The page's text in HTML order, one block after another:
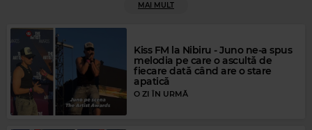
MAI MULT
Kiss FM la Nibiru - Juno ne-a spus
melodia pe care o ascultă de
fiecare dată când are o stare
apatică
O ZI ÎN URMĂ